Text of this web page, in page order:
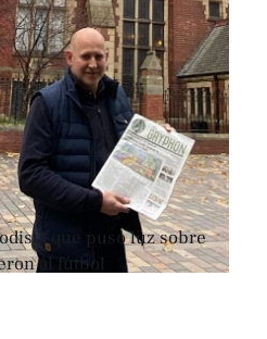
que puso luz sobre
al fútbol